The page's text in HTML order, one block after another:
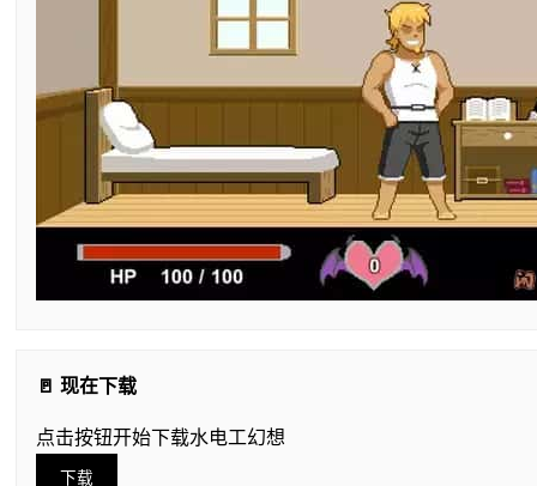
🚪 现在下载
点击按钮开始下载水电工幻想
下载